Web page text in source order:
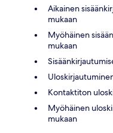
Aikainen
mukaan
Myöhäinen
mukaan
Kontaktiton
Myöhäinen
mukaan